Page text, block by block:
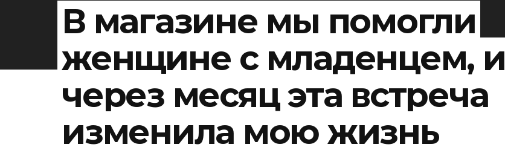
В магазине мы помогли
женщине с младенцем, и
через месяц эта встреча
изменила мою жизнь